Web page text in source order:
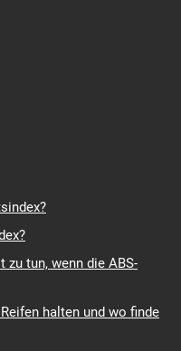
zu tun, wenn die ABS-
halten und wo finde